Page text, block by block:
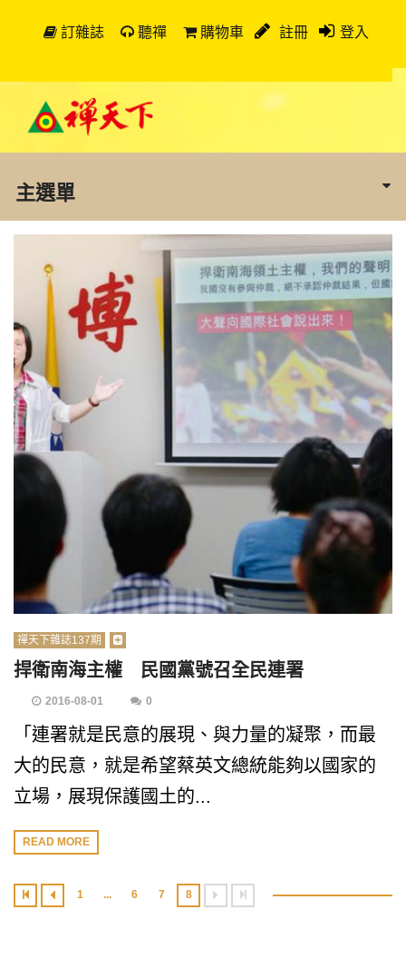
訂雜誌 聽禪 購物車 註冊 登入
主選單
禪天下雜誌137期
捍衛南海主權 民國黨號召全民連署
2016-08-01 0
「連署就是民意的展現、與力量的凝聚，而最
大的民意，就是希望蔡英文總統能夠以國家的
立場，展現保護國土的...
READ MORE
1 ... 6 7 8